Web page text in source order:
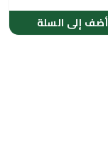
أضف إلى السلة